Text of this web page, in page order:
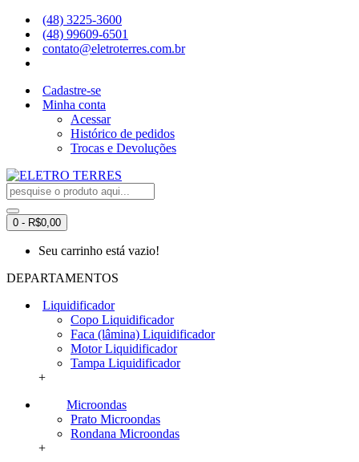
(48) 3225-3600
(48) 99609-6501
contato@eletroterres.com.br
Cadastre-se
Minha conta
Acessar
Histórico de pedidos
Trocas e Devoluções
0 - R$0,00
Seu carrinho está vazio!
DEPARTAMENTOS
Liquidificador
Copo Liquidificador
Faca (lâmina) Liquidificador
Motor Liquidificador
Tampa Liquidificador
+
Microondas
Prato Microondas
Rondana Microondas
+